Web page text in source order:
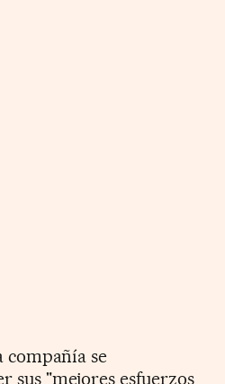
compañía se
sus "mejores esfuerzos